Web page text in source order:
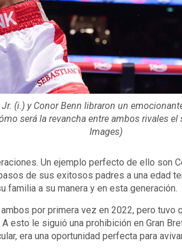
(i.) y Conor Benn libraron un
será la revancha entre ambos rivales
Images)
Un ejemplo perfecto de ello son
de sus exitosos padres a una edad
familia a su manera y en esta generación.
por primera vez en 2022, pero tuvo
esto le siguió una prohibición en Gran
era una oportunidad perfecta para